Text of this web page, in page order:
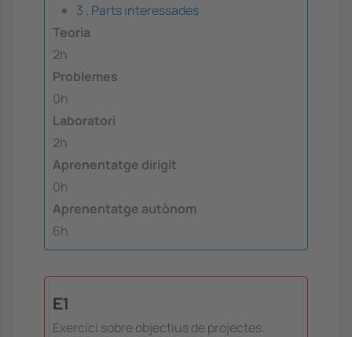
3 . Parts interessades
Teoria
2h
Problemes
0h
Laboratori
2h
Aprenentatge dirigit
0h
Aprenentatge autònom
6h
E1
Exercici sobre objectius de projectes.